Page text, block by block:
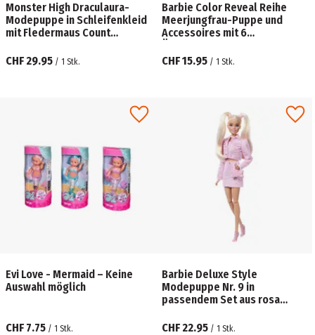
Monster High Draculaura-
Modepuppe in Schleifenkleid
mit Fledermaus Count
CHF 29.95 / 1 Stk.
Barbie Color Reveal Reihe
Meerjungfrau-Puppe und
Accessoires mit 6
Auswahl möglich
CHF 15.95 / 1 Stk.
Evi Love - Mermaid – Keine
Auswahl möglich
CHF 7.75 / 1 Stk.
Barbie Deluxe Style
Modepuppe Nr. 9 in
passendem Set aus rosa
CHF 22.95 / 1 Stk.